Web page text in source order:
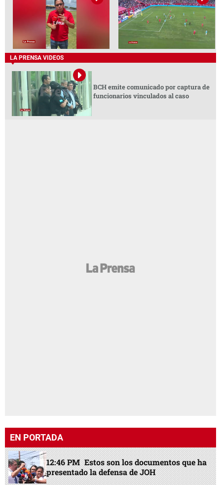
LA PRENSA VIDEOS
BCH emite comunicado por captura de
funcionarios vinculados al caso
EN PORTADA
12:46 PM Estos son los documentos que ha
presentado la defensa de JOH